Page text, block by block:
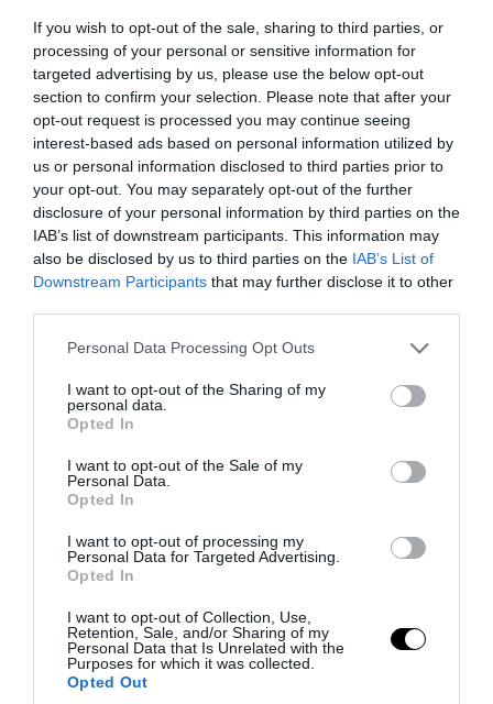
If you wish to opt-out of the sale, sharing to third parties, or
processing of your personal or sensitive information for
targeted advertising by us, please use the below opt-out
section to confirm your selection. Please note that after your
opt-out request is processed you may continue seeing
interest-based ads based on personal information utilized by
us or personal information disclosed to third parties prior to
your opt-out. You may separately opt-out of the further
disclosure of your personal information by third parties on the
IAB’s list of downstream participants. This information may
also be disclosed by us to third parties on the IAB’s List of
Downstream Participants that may further disclose it to other
Please note that this website/app uses one or more Google
not limited to your visit or usage behaviour. You may click to
grant or deny consent to Google and its third-party tags to
use your data for below specified purposes in below Google
consent section.
Personal Data Processing Opt Outs
I want to opt-out of the Sharing of my
personal data.
Opted In
I want to opt-out of the Sale of my
Personal Data.
Opted In
I want to opt-out of processing my
Personal Data for Targeted Advertising.
Opted In
I want to opt-out of Collection, Use,
Retention, Sale, and/or Sharing of my
Personal Data that Is Unrelated with the
Purposes for which it was collected.
Opted Out
οργανισμών που μοιάζουν με μέδουσες
(φωτο)
07.08.2026 | 12:58
PRONEWS.GR /
Σεισμική δόνηση 3,6 Ρίχτερ ανοιχτά της
Ρόδου
07.08.2026 | 10:46